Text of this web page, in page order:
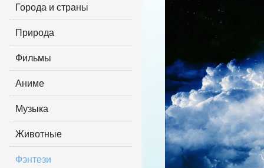
Города и страны
Природа
Фильмы
Аниме
Музыка
Животные
Фэнтези